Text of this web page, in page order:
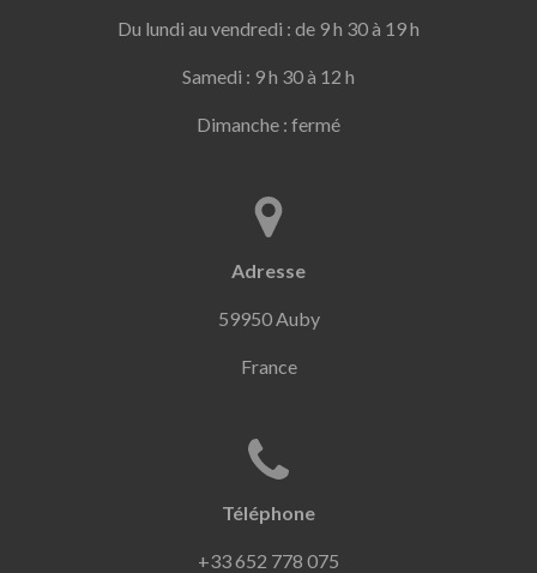
Du lundi au vendredi : de 9 h 30 à 19 h
Samedi : 9 h 30 à 12 h
Dimanche : fermé
Adresse
59950 Auby
France
Téléphone
+33 652 778 075